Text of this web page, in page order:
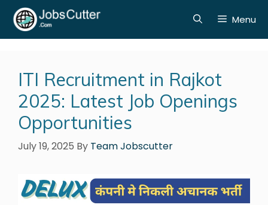
Menu
ITI Recruitment in Rajkot
2025: Latest Job Openings
Opportunities
July 19, 2025 By Team Jobscutter